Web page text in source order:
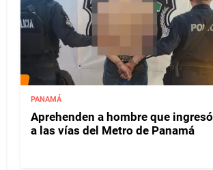
PANAMÁ
Aprehenden a hombre que ingresó
a las vías del Metro de Panamá